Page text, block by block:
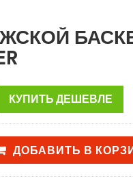
КУПИТЬ ДЕШЕВЛЕ
ДОБАВИТЬ В